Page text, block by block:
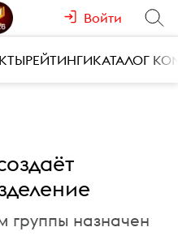
Войти
РЕЙТИНГИКАТАЛОГ
группы назначен